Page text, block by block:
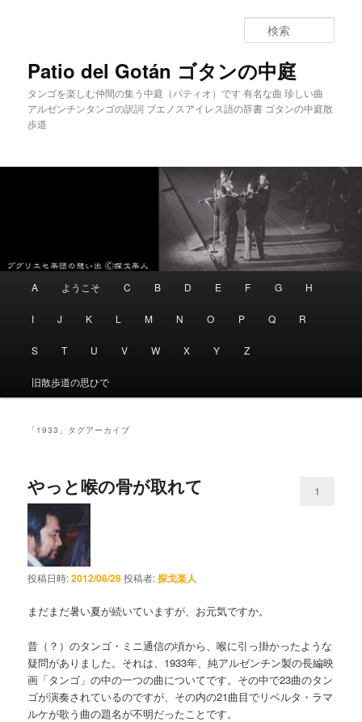
Patio del Gotán ゴタンの中庭
タンゴを楽しむ仲間の集う中庭（パティオ）です 有名な曲 珍しい曲
アルゼンチンタンゴの訳詞 ブエノスアイレス語の辞書 ゴタンの中庭散
歩道
索
A ようこそ C B D E F G H
I J K L M N O P Q R
S T U V W X Y Z
旧散歩道の思ひで
「 1933 」タグアーカイブ
やっと喉の骨が取れて
投稿日時:2012/08/28投稿者:探戈楽人
1
まだまだ暑い夏が続いていますが、お元気ですか。
昔（？）のタンゴ・ミニ通信の頃から、喉に引っ掛かったような
疑問がありました。それは、1933年、純アルゼンチン製の長編映
画「タンゴ」の中の一つの曲についてです。その中で23曲のタン
ゴが演奏されているのですが、その内の21曲目でリベルタ・ラマ
ルケが歌う曲の題名が不明だったことです。